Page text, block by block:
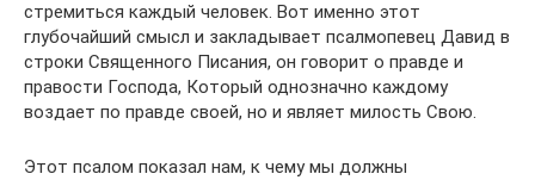
стремиться каждый человек. Вот именно этот
глубочайший смысл и закладывает псалмопевец Давид в
строки Священного Писания, он говорит о правде и
правости Господа, Который однозначно каждому
воздает по правде своей, но и являет милость Свою.
Этот псалом показал нам, к чему мы должны